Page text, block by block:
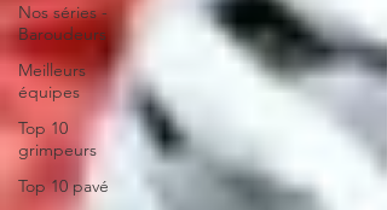
Nos séries -
Baroudeurs
Meilleurs
équipes
Top 10
grimpeurs
Top 10 pavé